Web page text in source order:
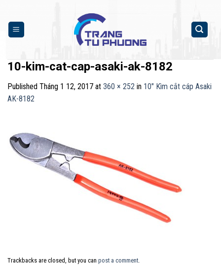
content
10-kim-cat-cap-asaki-ak-8182
Published Tháng 1 12, 2017 at 360 × 252 in 10″ Kìm cắt cáp Asaki
AK-8182
Trackbacks are closed, but you can post a comment.